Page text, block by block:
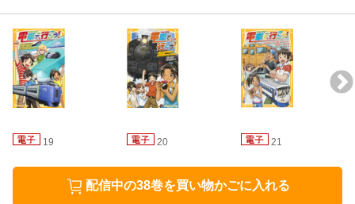
19 20 21
配信中の38巻を買い物かごに入れる